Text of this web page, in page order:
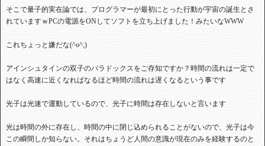
そこで量子的実在論では、プログラマーが最初にとった行動が宇宙の誕生とさ
れていますｗPCの電源をONしてソフトを立ち上げました！みたいなWWW
これちょっと嫌だな(^o^;)
アインシュタインの双子のパラドックスをご存知ですか？時間の流れは一定で
はなく高速に近くなればなるほど時間の流れは遅くなるという事です
光子は光速で運動しているので、光子に時間は存在しないと言います
光は時間の外に存在し、時間の中に閉じ込められることがないので、光子は今
この瞬間しか知らない。それはちょうど人間の意識が現在のみを経験するのと